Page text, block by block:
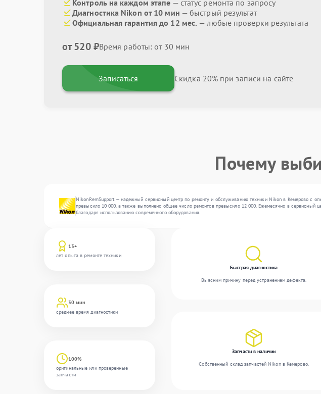
Контроль на каждом этапе — статус ремонта по запросу
Диагностика Nikon от 10 мин — быстрый результат
Официальная гарантия до 12 мес. — любые проверки результата
от 520 ₽Время работы: от 30 мин
Записаться Скидка 20% при записи на сайте
Почему
NikonRemSupport — надежный сервисный центр по ремонту и обслуживанию техники Nikon в Кемерово с
превысило 10 000, а также выполнено общее число ремонтов превысило 12 000. Ежемесячно в сервисный
благодаря использованию современного оборудования.
13+
лет опыта в ремонте техники
30 мин
среднее время диагностики
100%
оригинальные или проверенные
запчасти
Быстрая диагностика
Выясним причину перед устранением дефекта.
Запчасти в наличии
Собственный склад запчастей Nikon в Кемерово.